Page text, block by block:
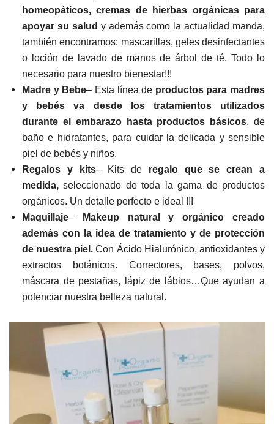
homeopáticos, cremas de hierbas orgánicas para
apoyar su salud y además como la actualidad manda,
también encontramos: mascarillas, geles desinfectantes
o loción de lavado de manos de árbol de té. Todo lo
necesario para nuestro bienestar!!!
Madre y Bebe– Esta línea de productos para madres
y bebés va desde los tratamientos utilizados
durante el embarazo hasta productos básicos, de
baño e hidratantes, para cuidar la delicada y sensible
piel de bebés y niños.
Regalos y kits– Kits de regalo que se crean a
medida, seleccionado de toda la gama de productos
orgánicos. Un detalle perfecto e ideal !!!
Maquillaje–
Makeup natural y orgánico creado
además con la idea de tratamiento y de protección
de nuestra piel. Con Ácido Hialurónico, antioxidantes y
extractos botánicos. Correctores, bases, polvos,
máscara de pestañas, lápiz de lábios…Que ayudan a
potenciar nuestra belleza natural.